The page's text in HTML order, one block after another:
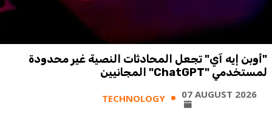
"أوبن إيه آي" تجعل المحادثات النصية غير محدودة
لمستخدمي "ChatGPT" المجانيين
TECHNOLOGY 07 AUGUST 2026